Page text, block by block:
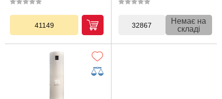
41149 32867
Немає на
складі